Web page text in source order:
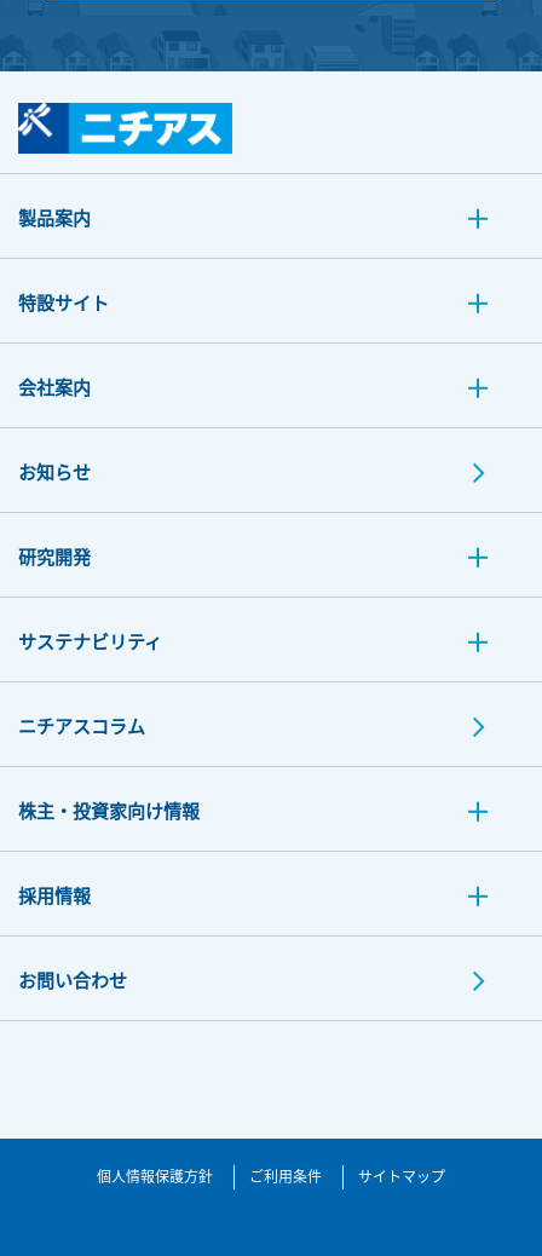
製品案内
特設サイト
会社案内
お知らせ
研究開発
サステナビリティ
ニチアスコラム
株主・投資家向け情報
採用情報
お問い合わせ
個人情報保護方針 ご利用条件 サイトマップ